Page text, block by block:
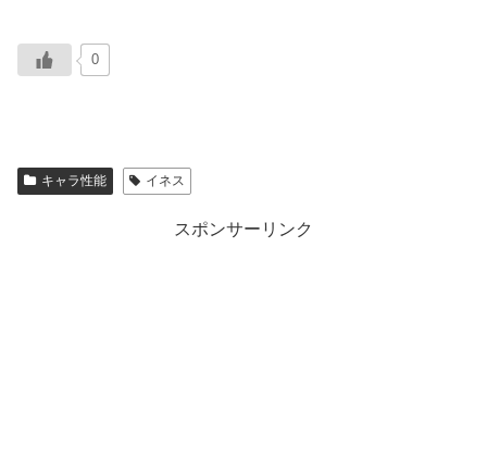
0
キャラ性能 イネス
スポンサーリンク